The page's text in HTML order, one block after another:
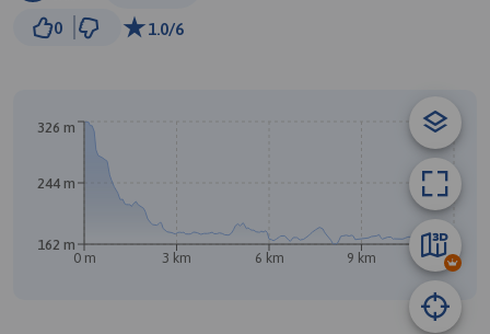
0 1.0/6
0 m 3 km 6 km 9 km 12 km
162 m
244 m
326 m